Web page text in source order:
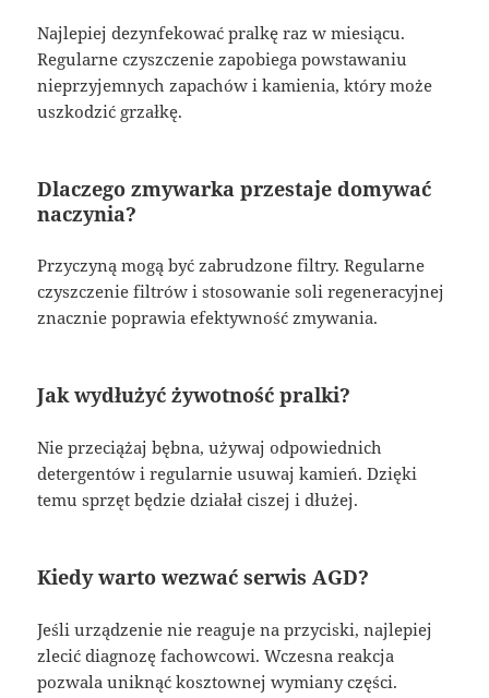
Najlepiej dezynfekować pralkę raz w miesiącu.
Regularne czyszczenie zapobiega powstawaniu
nieprzyjemnych zapachów i kamienia, który może
uszkodzić grzałkę.
Dlaczego zmywarka przestaje domywać
naczynia?
Przyczyną mogą być zabrudzone filtry. Regularne
czyszczenie filtrów i stosowanie soli regeneracyjnej
znacznie poprawia efektywność zmywania.
Jak wydłużyć żywotność pralki?
Nie przeciążaj bębna, używaj odpowiednich
detergentów i regularnie usuwaj kamień. Dzięki
temu sprzęt będzie działał ciszej i dłużej.
Kiedy warto wezwać serwis AGD?
Jeśli urządzenie nie reaguje na przyciski, najlepiej
zlecić diagnozę fachowcowi. Wczesna reakcja
pozwala uniknąć kosztownej wymiany części.